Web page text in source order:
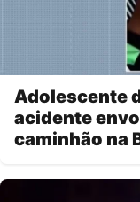
Adolescente
acidente
caminhão na